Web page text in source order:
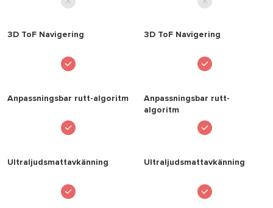
3D ToF Navigering 3D ToF Navigering
Anpassningsbar rutt-algoritm
Anpassningsbar rutt-
algoritm
Ultraljudsmattavkänning Ultraljudsmattavkänning